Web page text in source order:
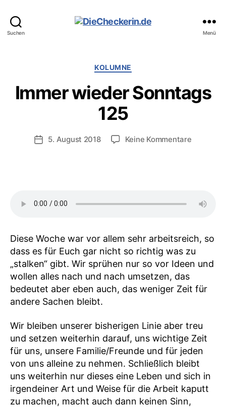
Suchen Menü
Kategorien
KOLUMNE
Immer wieder Sonntags
125
Veröffentlichungsdatum
5. August 2018 Keine Kommentarezu
Diese Woche war vor allem sehr arbeitsreich, so
dass es für Euch gar nicht so richtig was zu
„stalken“ gibt. Wir sprühen nur so vor Ideen und
wollen alles nach und nach umsetzen, das
bedeutet aber eben auch, das weniger Zeit für
andere Sachen bleibt.
Wir bleiben unserer bisherigen Linie aber treu
und setzen weiterhin darauf, uns wichtige Zeit
für uns, unsere Familie/Freunde und für jeden
von uns alleine zu nehmen. Schließlich bleibt
uns weiterhin nur dieses eine Leben und sich in
irgendeiner Art und Weise für die Arbeit kaputt
zu machen, macht auch dann keinen Sinn,